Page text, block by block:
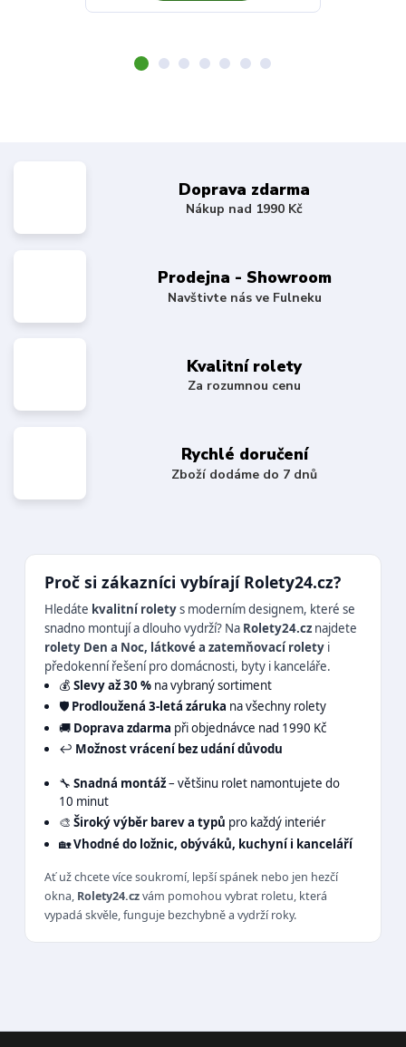
Doprava zdarma
Nákup nad 1990 Kč
Prodejna - Showroom
Navštivte nás ve Fulneku
Kvalitní rolety
Za rozumnou cenu
Rychlé doručení
Zboží dodáme do 7 dnů
Proč si zákazníci vybírají Rolety24.cz?
Hledáte kvalitní roletys moderním designem, které se
snadno montují a dlouho vydrží? Na Rolety24.cz najdete
rolety Den a Noc, látkové a zatemňovací rolety i
předokenní řešení pro domácnosti, byty i kanceláře.
💰 Slevy až 30 %na vybraný sortiment
🛡️ Prodloužená 3-letá záruka na všechny rolety
🚚 Doprava zdarma při objednávce nad 1990 Kč
↩️ Možnost vrácení bez udání důvodu
🔧 Snadná montáž– většinu rolet namontujete do
10 minut
🎨 Široký výběr barev a typů pro každý interiér
🏡Vhodné do ložnic, obýváků, kuchyní i kanceláří
Ať už chcete více soukromí, lepší spánek nebo jen hezčí
okna, Rolety24.czvám pomohou vybrat roletu, která
vypadá skvěle, funguje bezchybně a vydrží roky.